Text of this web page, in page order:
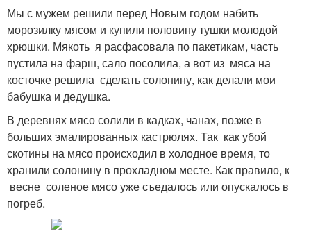
Мы с мужем решили перед Новым годом набить
морозилку мясом и купили половину тушки молодой
хрюшки. Мякоть я расфасовала по пакетикам, часть
пустила на фарш, сало посолила, а вот из мяса на
косточке решила сделать солонину, как делали мои
бабушка и дедушка.
В деревнях мясо солили в кадках, чанах, позже в
больших эмалированных кастрюлях. Так как убой
скотины на мясо происходил в холодное время, то
хранили солонину в прохладном месте. Как правило, к
весне соленое мясо уже съедалось или опускалось в
погреб.